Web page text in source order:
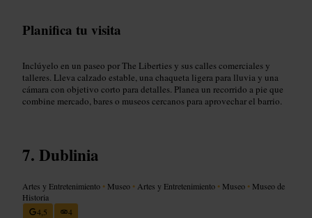
Planifica tu visita
Inclúyelo en un paseo por The Liberties y sus calles comerciales y
talleres. Lleva calzado estable, una chaqueta ligera para lluvia y una
cámara con objetivo corto para detalles. Planea un recorrido a pie que
combine mercado, bares o museos cercanos para aprovechar el barrio.
Dublinia
Artes y Entretenimiento • Museo • Artes y Entretenimiento • Museo • Museo de
Historia
4,5
4